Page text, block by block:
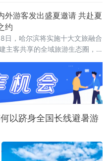
外游客发出盛夏邀请 共赴夏
约
日，哈尔滨将实施十大文旅融合
主客共享的全域旅游生态圈，
、最美、最清凉”的夏日盛宴。
以跻身全国长线避暑游